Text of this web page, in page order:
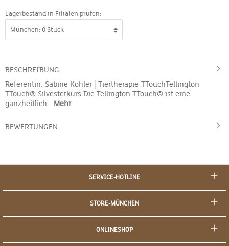
Lagerbestand in Filialen prüfen:
BESCHREIBUNG
Referentin: Sabine Kohler | Tiertherapie-TTouchTellington
TTouch® Silvesterkurs Die Tellington TTouch® ist eine
ganzheitlich… Mehr
BEWERTUNGEN
SERVICE-HOTLINE
STORE-MÜNCHEN
ONLINESHOP